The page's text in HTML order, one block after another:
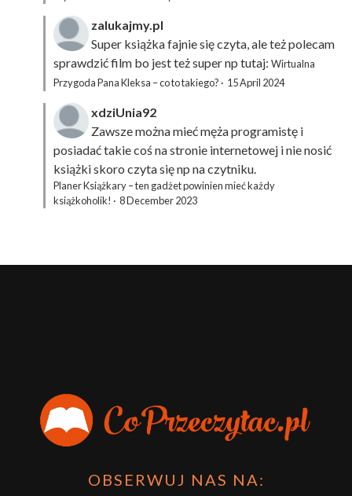
zalukajmy.pl
Super książka fajnie się czyta, ale też polecam
sprawdzić film bo jest też super np tutaj: Wirtualna
Przygoda Pana Kleksa – co to takiego? · 15 April 2024
xdziUnia92
Zawsze można mieć męża programistę i
posiadać takie coś na stronie internetowej i nie nosić
książki skoro czyta się np na czytniku.
Planer Książkary – ten gadżet powinien mieć każdy
książkoholik! · 8 December 2023
OBSERWUJ NAS NA: